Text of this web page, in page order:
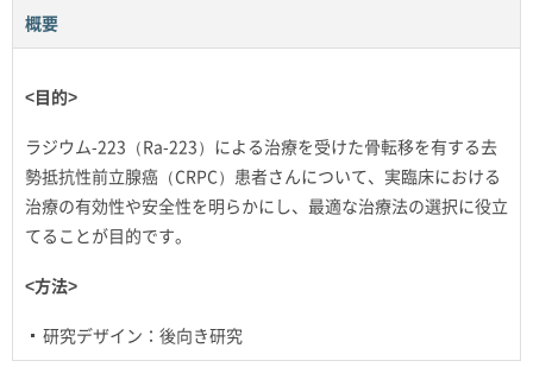
概要
<目的>
ラジウム-223（Ra-223）による治療を受けた骨転移を有する去
勢抵抗性前立腺癌（CRPC）患者さんについて、実臨床における
治療の有効性や安全性を明らかにし、最適な治療法の選択に役立
てることが目的です。
<方法>
研究デザイン：後向き研究